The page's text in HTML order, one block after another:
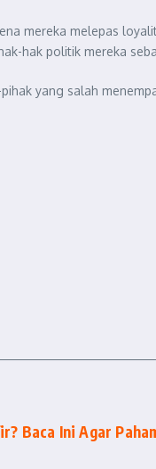
mereka melepas
hak politik mereka
yang salah
Baca Ini Agar